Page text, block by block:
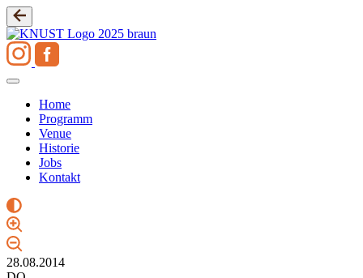
Zum
Inhalt
springen
Home
Programm
Venue
Historie
Jobs
Kontakt
28.08.2014